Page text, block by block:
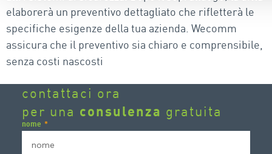
elaborerà un preventivo dettagliato che rifletterà le
specifiche esigenze della tua azienda. Wecomm
assicura che il preventivo sia chiaro e comprensibile,
senza costi nascosti
contattaci ora
per una consulenza gratuita
nome